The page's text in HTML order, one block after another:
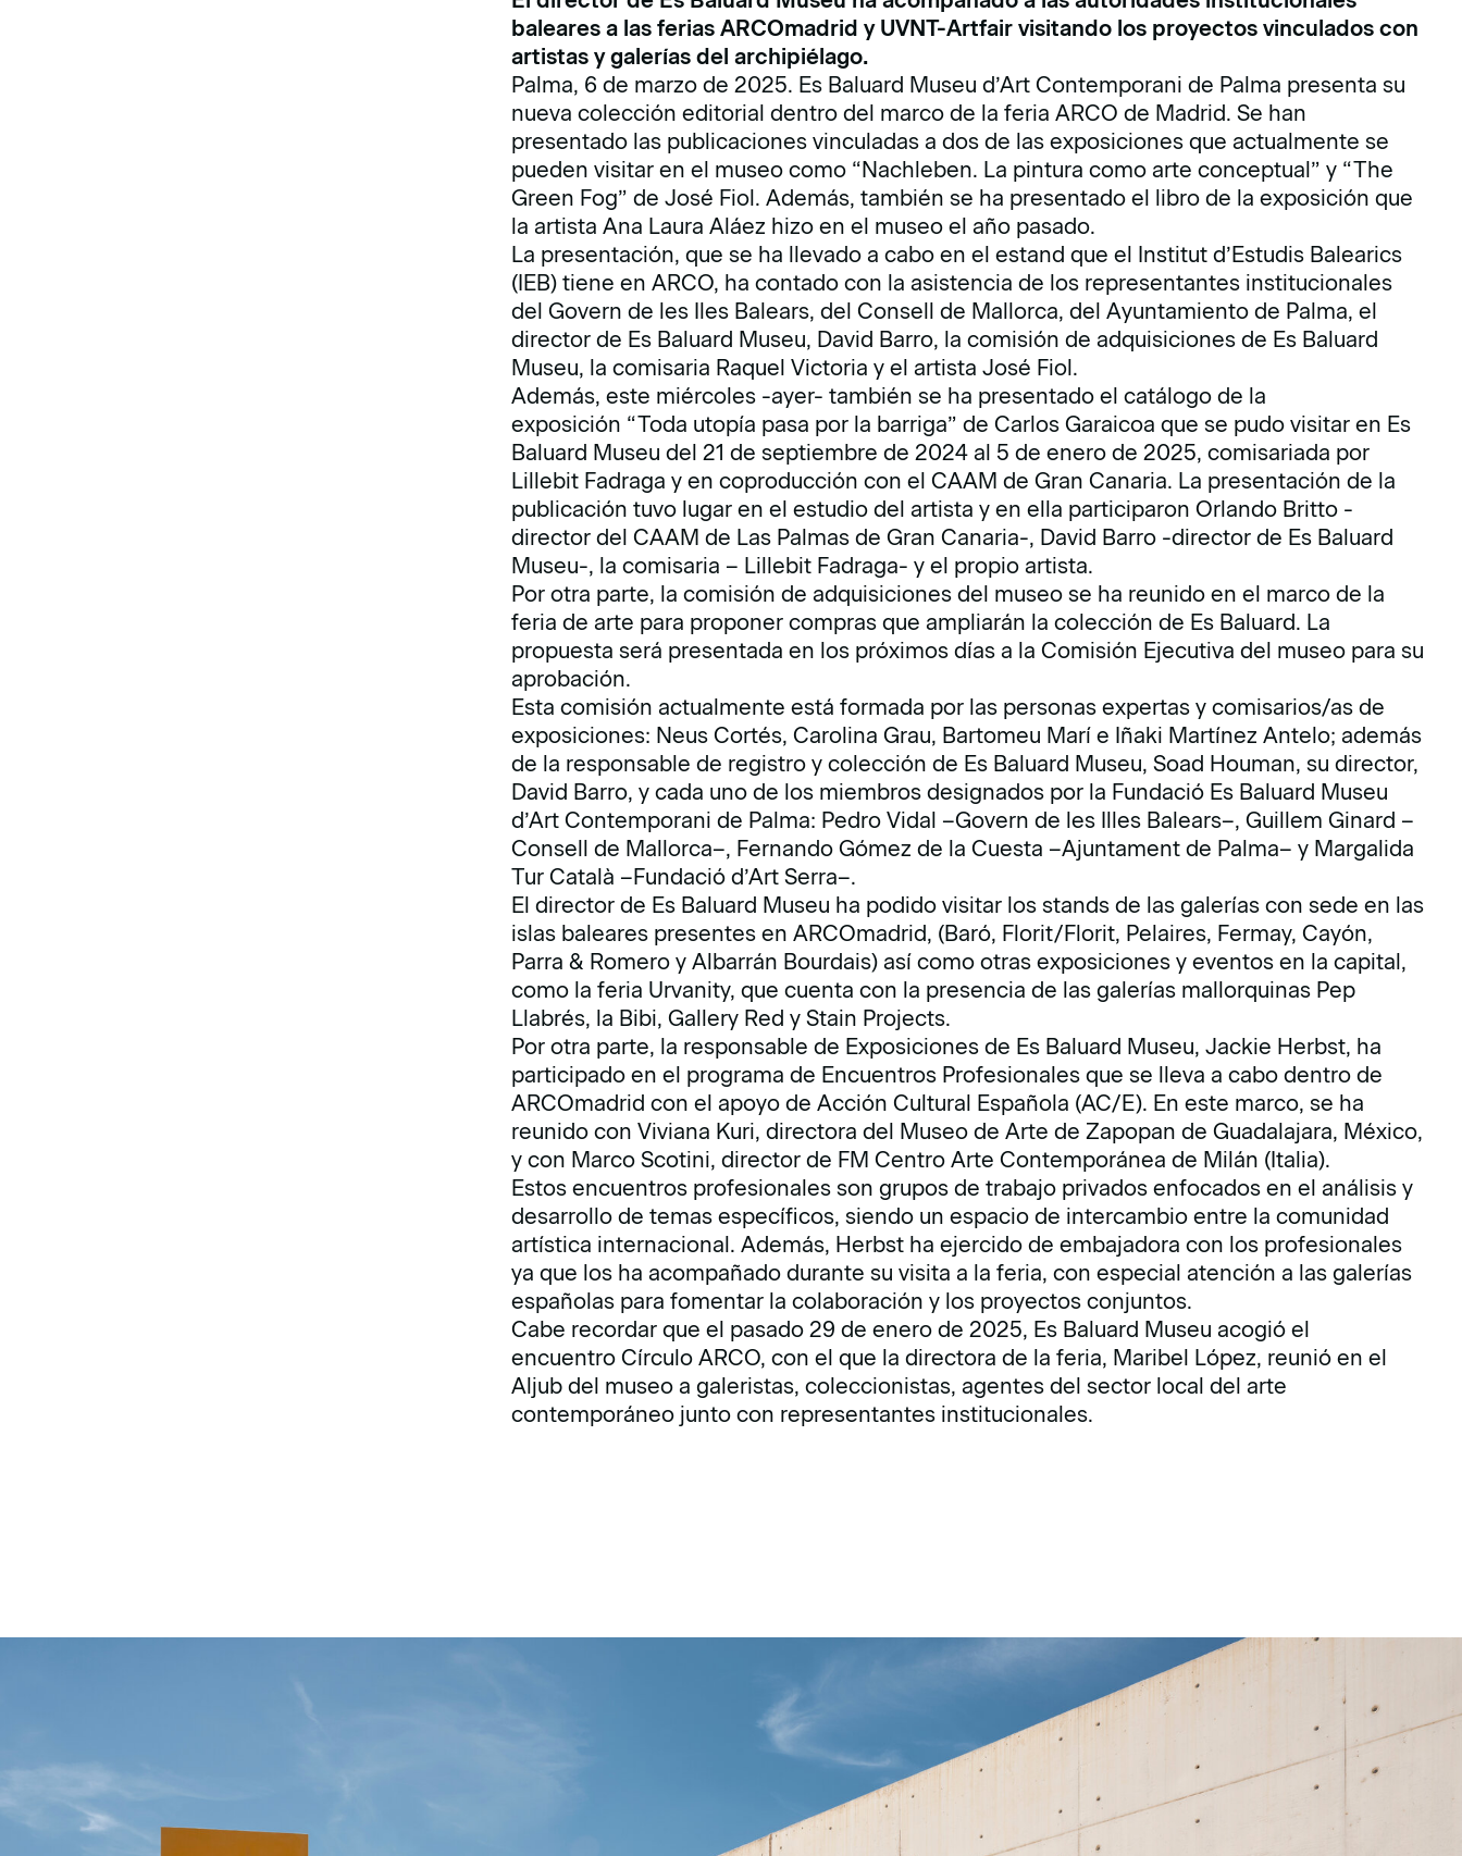
baleares a las ferias ARCOmadrid y UVNT-Artfair visitando los proyectos vinculados con
artistas y galerías del archipiélago.
Palma, 6 de marzo de 2025. Es Baluard Museu d’Art Contemporani de Palma presenta su
nueva colección editorial dentro del marco de la feria ARCO de Madrid. Se han
presentado las publicaciones vinculadas a dos de las exposiciones que actualmente se
pueden visitar en el museo como “Nachleben. La pintura como arte conceptual” y “The
Green Fog” de José Fiol. Además, también se ha presentado el libro de la exposición que
la artista Ana Laura Aláez hizo en el museo el año pasado.
La presentación, que se ha llevado a cabo en el estand que el Institut d’Estudis Balearics
(IEB) tiene en ARCO, ha contado con la asistencia de los representantes institucionales
del Govern de les Iles Balears, del Consell de Mallorca, del Ayuntamiento de Palma, el
director de Es Baluard Museu, David Barro, la comisión de adquisiciones de Es Baluard
Museu, la comisaria Raquel Victoria y el artista José Fiol.
Además, este miércoles -ayer- también se ha presentado el catálogo de la
exposición “Toda utopía pasa por la barriga” de Carlos Garaicoa que se pudo visitar en Es
Baluard Museu del 21 de septiembre de 2024 al 5 de enero de 2025, comisariada por
Lillebit Fadraga y en coproducción con el CAAM de Gran Canaria. La presentación de la
publicación tuvo lugar en el estudio del artista y en ella participaron Orlando Britto -
director del CAAM de Las Palmas de Gran Canaria-, David Barro -director de Es Baluard
Museu-, la comisaria – Lillebit Fadraga- y el propio artista.
Por otra parte, la comisión de adquisiciones del museo se ha reunido en el marco de la
feria de arte para proponer compras que ampliarán la colección de Es Baluard. La
propuesta será presentada en los próximos días a la Comisión Ejecutiva del museo para su
aprobación.
Esta comisión actualmente está formada por las personas expertas y comisarios/as de
exposiciones: Neus Cortés, Carolina Grau, Bartomeu Marí e Iñaki Martínez Antelo; además
de la responsable de registro y colección de Es Baluard Museu, Soad Houman, su director,
David Barro, y cada uno de los miembros designados por la Fundació Es Baluard Museu
d’Art Contemporani de Palma: Pedro Vidal –Govern de les Illes Balears–, Guillem Ginard –
Consell de Mallorca–, Fernando Gómez de la Cuesta –Ajuntament de Palma– y Margalida
Tur Català –Fundació d’Art Serra–.
El director de Es Baluard Museu ha podido visitar los stands de las galerías con sede en las
islas baleares presentes en ARCOmadrid, (Baró, Florit/Florit, Pelaires, Fermay, Cayón,
Parra & Romero y Albarrán Bourdais) así como otras exposiciones y eventos en la capital,
como la feria Urvanity, que cuenta con la presencia de las galerías mallorquinas Pep
Llabrés, la Bibi, Gallery Red y Stain Projects.
Por otra parte, la responsable de Exposiciones de Es Baluard Museu, Jackie Herbst, ha
participado en el programa de Encuentros Profesionales que se lleva a cabo dentro de
ARCOmadrid con el apoyo de Acción Cultural Española (AC/E). En este marco, se ha
reunido con Viviana Kuri, directora del Museo de Arte de Zapopan de Guadalajara, México,
y con Marco Scotini, director de FM Centro Arte Contemporánea de Milán (Italia).
Estos encuentros profesionales son grupos de trabajo privados enfocados en el análisis y
desarrollo de temas específicos, siendo un espacio de intercambio entre la comunidad
artística internacional. Además, Herbst ha ejercido de embajadora con los profesionales
ya que los ha acompañado durante su visita a la feria, con especial atención a las galerías
españolas para fomentar la colaboración y los proyectos conjuntos.
Cabe recordar que el pasado 29 de enero de 2025, Es Baluard Museu acogió el
encuentro Círculo ARCO, con el que la directora de la feria, Maribel López, reunió en el
Aljub del museo a galeristas, coleccionistas, agentes del sector local del arte
contemporáneo junto con representantes institucionales.